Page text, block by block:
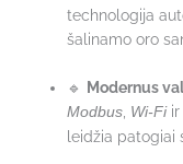
technologija
šalinamo oro
🔹 Modernus
Modbus Wi-Fi
leidžia patogiai